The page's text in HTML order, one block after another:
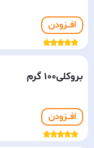
افـــزودن
بروکلی100 گرم
افـــزودن